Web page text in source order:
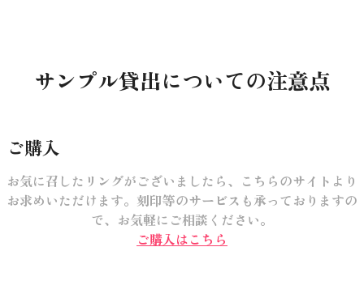
サンプル貸出についての注意点
ご購入
お気に召したリングがございましたら、こちらのサイトより
お求めいただけます。刻印等のサービスも承っておりますの
で、お気軽にご相談ください。
ご購入はこちら